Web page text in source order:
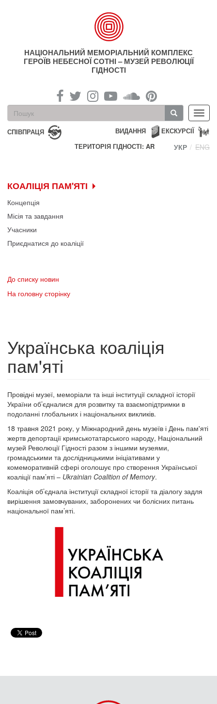
НАЦІОНАЛЬНИЙ МЕМОРІАЛЬНИЙ КОМПЛЕКС
ГЕРОЇВ НЕБЕСНОЇ СОТНІ – МУЗЕЙ РЕВОЛЮЦІЇ
ГІДНОСТІ
Пошукова
форма
Пошук
СПІВПРАЦЯ ЕКСКУРСІЇ
ВИДАННЯ
ТЕРИТОРІЯ ГІДНОСТІ: AR
УКР ENG
КОАЛІЦІЯ ПАМ'ЯТІ
Концепція
Місія та завдання
Учасники
Приєднатися до коаліції
До списку новин
На головну сторінку
Українська коаліція
пам'яті
Провідні музеї, меморіали та інші інституції складної історії
України об’єдналися для розвитку та взаємопідтримки в
подоланні глобальних і національних викликів.
18 травня 2021 року, у Міжнародний день музеїв і День пам'яті
жертв депортації кримськотатарського народу, Національний
музей Революції Гідності разом з іншими музеями,
громадськими та дослідницькими ініціативами у
комеморативній сфері оголошує про створення Української
коаліції пам’яті – Ukrainian Coalition of Memory.
Коаліція об’єднала інституції складної історії та діалогу задля
вирішення замовчуваних, заборонених чи болісних питань
національної пам’яті.